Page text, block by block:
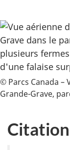
© Parcs Canada –
Grande-Grave,